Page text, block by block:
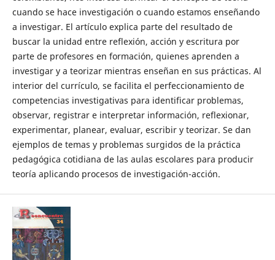
cuando se hace investigación o cuando estamos enseñando
a investigar. El artículo explica parte del resultado de
buscar la unidad entre reflexión, acción y escritura por
parte de profesores en formación, quienes aprenden a
investigar y a teorizar mientras enseñan en sus prácticas. Al
interior del currículo, se facilita el perfeccionamiento de
competencias investigativas para identificar problemas,
observar, registrar e interpretar información, reflexionar,
experimentar, planear, evaluar, escribir y teorizar. Se dan
ejemplos de temas y problemas surgidos de la práctica
pedagógica cotidiana de las aulas escolares para producir
teoría aplicando procesos de investigación-acción.